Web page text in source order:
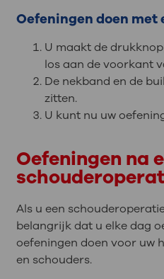
Oefeningen doen met
U maakt de
los aan de voorkant
De nekband en de
zitten.
U kunt nu uw
Oefeningen na
Als u een
belangrijk dat u elke dag
oefeningen doen voor uw
en schouders.